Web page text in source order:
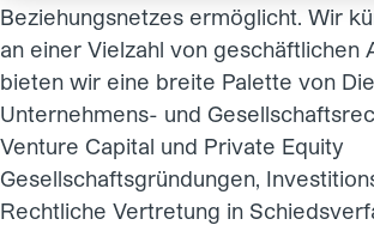
Beziehungsnetzes ermöglicht. Wir
an einer Vielzahl von
bieten wir eine breite Palette von
Unternehmens- und
Venture Capital und Private Equity
Gesellschaftsgründungen,
Rechtliche Vertretung in